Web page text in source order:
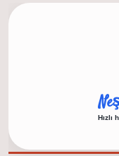
Hızlı